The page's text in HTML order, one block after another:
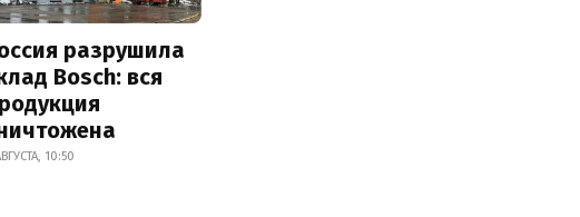
разрушила
Bosch: вся
10:50